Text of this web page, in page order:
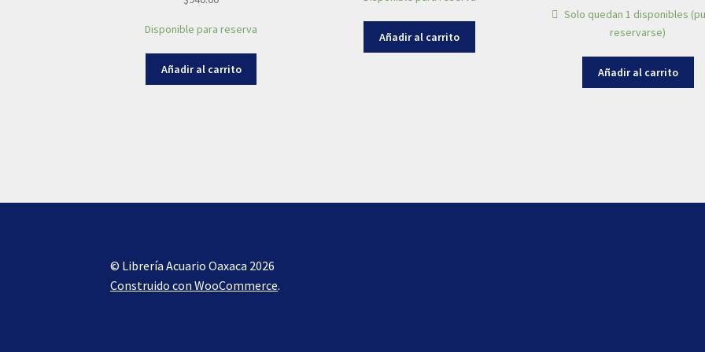
Disponible para reserva
Añadir al carrito
Añadir al carrito
Solo quedan 1 disponibles
reservarse)
Añadir al carrito
© Librería Acuario Oaxaca 2026
Construido con WooCommerce.